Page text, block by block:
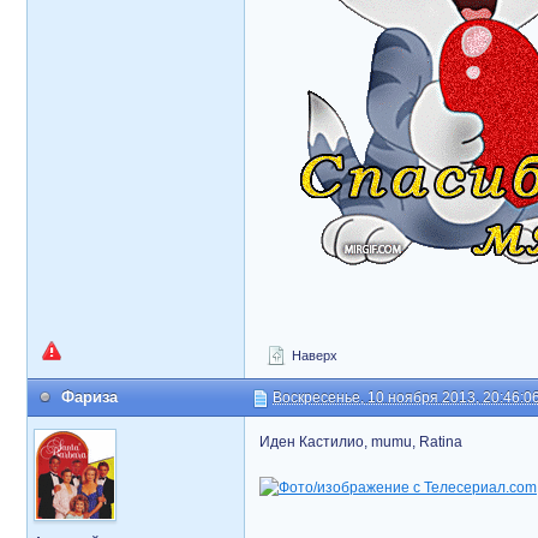
Наверх
Фариза Воскресенье, 10 ноября 2013,
Иден Кастилио, mumu, Ratina